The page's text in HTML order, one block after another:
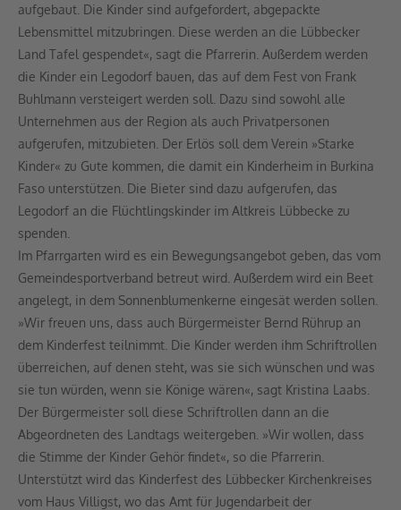
aufgebaut. Die Kinder sind aufgefordert, abgepackte
Lebensmittel mitzubringen. Diese werden an die Lübbecker
Land Tafel gespendet«, sagt die Pfarrerin. Außerdem werden
die Kinder ein Legodorf bauen, das auf dem Fest von Frank
Buhlmann versteigert werden soll. Dazu sind sowohl alle
Unternehmen aus der Region als auch Privatpersonen
aufgerufen, mitzubieten. Der Erlös soll dem Verein »Starke
Kinder« zu Gute kommen, die damit ein Kinderheim in Burkina
Faso unterstützen. Die Bieter sind dazu aufgerufen, das
Legodorf an die Flüchtlingskinder im Altkreis Lübbecke zu
spenden.
Im Pfarrgarten wird es ein Bewegungsangebot geben, das vom
Gemeindesportverband betreut wird. Außerdem wird ein Beet
angelegt, in dem Sonnenblumenkerne eingesät werden sollen.
»Wir freuen uns, dass auch Bürgermeister Bernd Rührup an
dem Kinderfest teilnimmt. Die Kinder werden ihm Schriftrollen
überreichen, auf denen steht, was sie sich wünschen und was
sie tun würden, wenn sie Könige wären«, sagt Kristina Laabs.
Der Bürgermeister soll diese Schriftrollen dann an die
Abgeordneten des Landtags weitergeben. »Wir wollen, dass
die Stimme der Kinder Gehör findet«, so die Pfarrerin.
Unterstützt wird das Kinderfest des Lübbecker Kirchenkreises
vom Haus Villigst, wo das Amt für Jugendarbeit der